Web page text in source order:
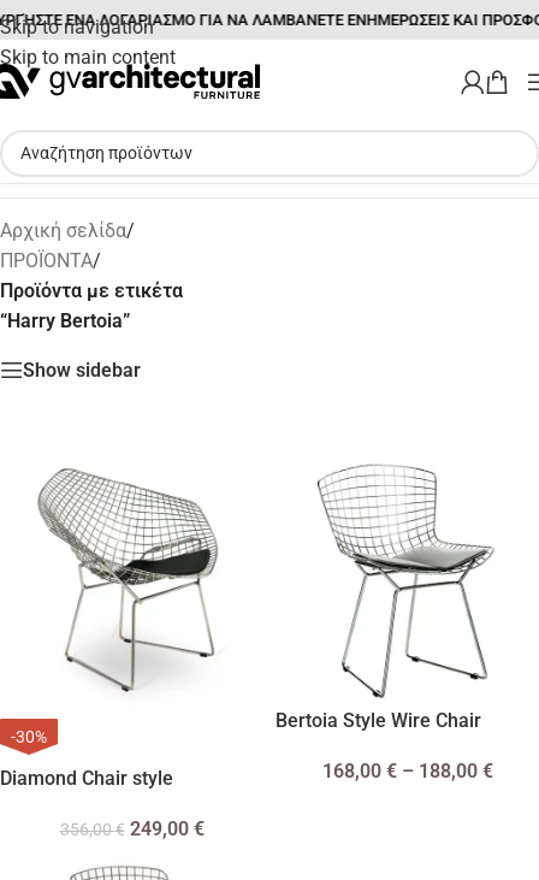
Skip to navigation
Skip to main content
ΕΝΑ ΛΟΓΑΡΙΑΣΜΟ ΓΙΑ ΝΑ ΛΑΜΒΑΝΕΤΕ ΕΝΗΜΕΡΩΣΕΙΣ ΚΑΙ
Αρχική σελίδα/
ΠΡΟΪΟΝΤΑ/
Προϊόντα με ετικέτα
“Harry Bertoia”
Show sidebar
-30%
Diamond Chair style
356,00€ 249,00 €
Bertoia Style Wire Chair
168,00 € – 188,00 €